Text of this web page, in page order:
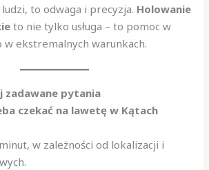
to odwaga i precyzja. Holowanie
to nie tylko usługa – to pomoc w
ekstremalnych warunkach.
zadawane pytania
czekać na lawetę w Kątach
w zależności od lokalizacji i